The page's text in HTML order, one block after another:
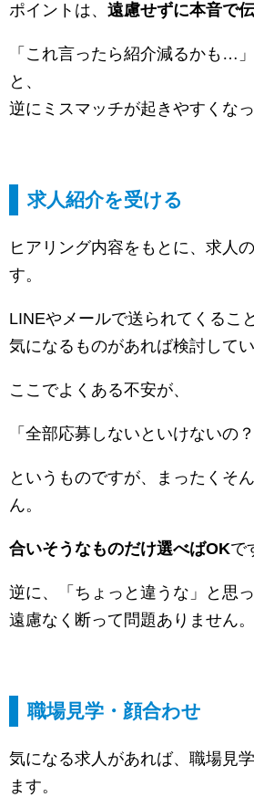
ポイントは、 遠慮せずに本音で
「これ言ったら紹介減るかも…
と、
逆にミスマッチが起きやすくな
求人紹介を受ける
ヒアリング内容をもとに、求人
す。
LINEやメールで送られてくるこ
気になるものがあれば検討してい
ここでよくある不安が、
「全部応募しないといけないの？
というものですが、まったくそ
ん。
合いそうなものだけ選べばOKで
逆に、「ちょっと違うな」と思っ
遠慮なく断って問題ありません。
職場見学・顔合わせ
気になる求人があれば、職場見
ます。